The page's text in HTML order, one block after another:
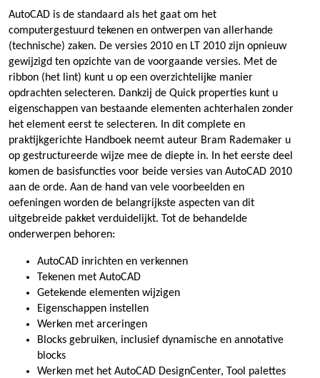
AutoCAD is de standaard als het gaat om het
computergestuurd tekenen en ontwerpen van allerhande
(technische) zaken. De versies 2010 en LT 2010 zijn opnieuw
gewijzigd ten opzichte van de voorgaande versies. Met de
ribbon (het lint) kunt u op een overzichtelijke manier
opdrachten selecteren. Dankzij de Quick properties kunt u
eigenschappen van bestaande elementen achterhalen zonder
het element eerst te selecteren. In dit complete en
praktijkgerichte Handboek neemt auteur Bram Rademaker u
op gestructureerde wijze mee de diepte in. In het eerste deel
komen de basisfuncties voor beide versies van AutoCAD 2010
aan de orde. Aan de hand van vele voorbeelden en
oefeningen worden de belangrijkste aspecten van dit
uitgebreide pakket verduidelijkt. Tot de behandelde
onderwerpen behoren:
AutoCAD inrichten en verkennen
Tekenen met AutoCAD
Getekende elementen wijzigen
Eigenschappen instellen
Werken met arceringen
Blocks gebruiken, inclusief dynamische en annotative
blocks
Werken met het AutoCAD DesignCenter, Tool palettes